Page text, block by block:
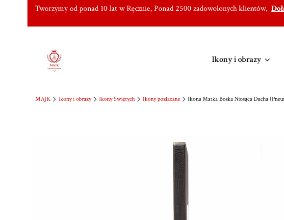
Tworzymy od ponad 10 lat w Ręcznie, Ponad 2500 zadowolonych klientów,
Ikony i obrazy
MAJK Ikony i obrazy Ikony Świętych Ikony pozłacane Ikona Matka Boska Niosąca Ducha